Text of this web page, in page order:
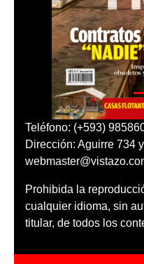
Teléfono: (+593)
Dirección: Aguirre 734
Prohibida la
cualquier idioma, sin
titular, de todos los